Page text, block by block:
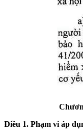
Điều 1. Phạm vi áp